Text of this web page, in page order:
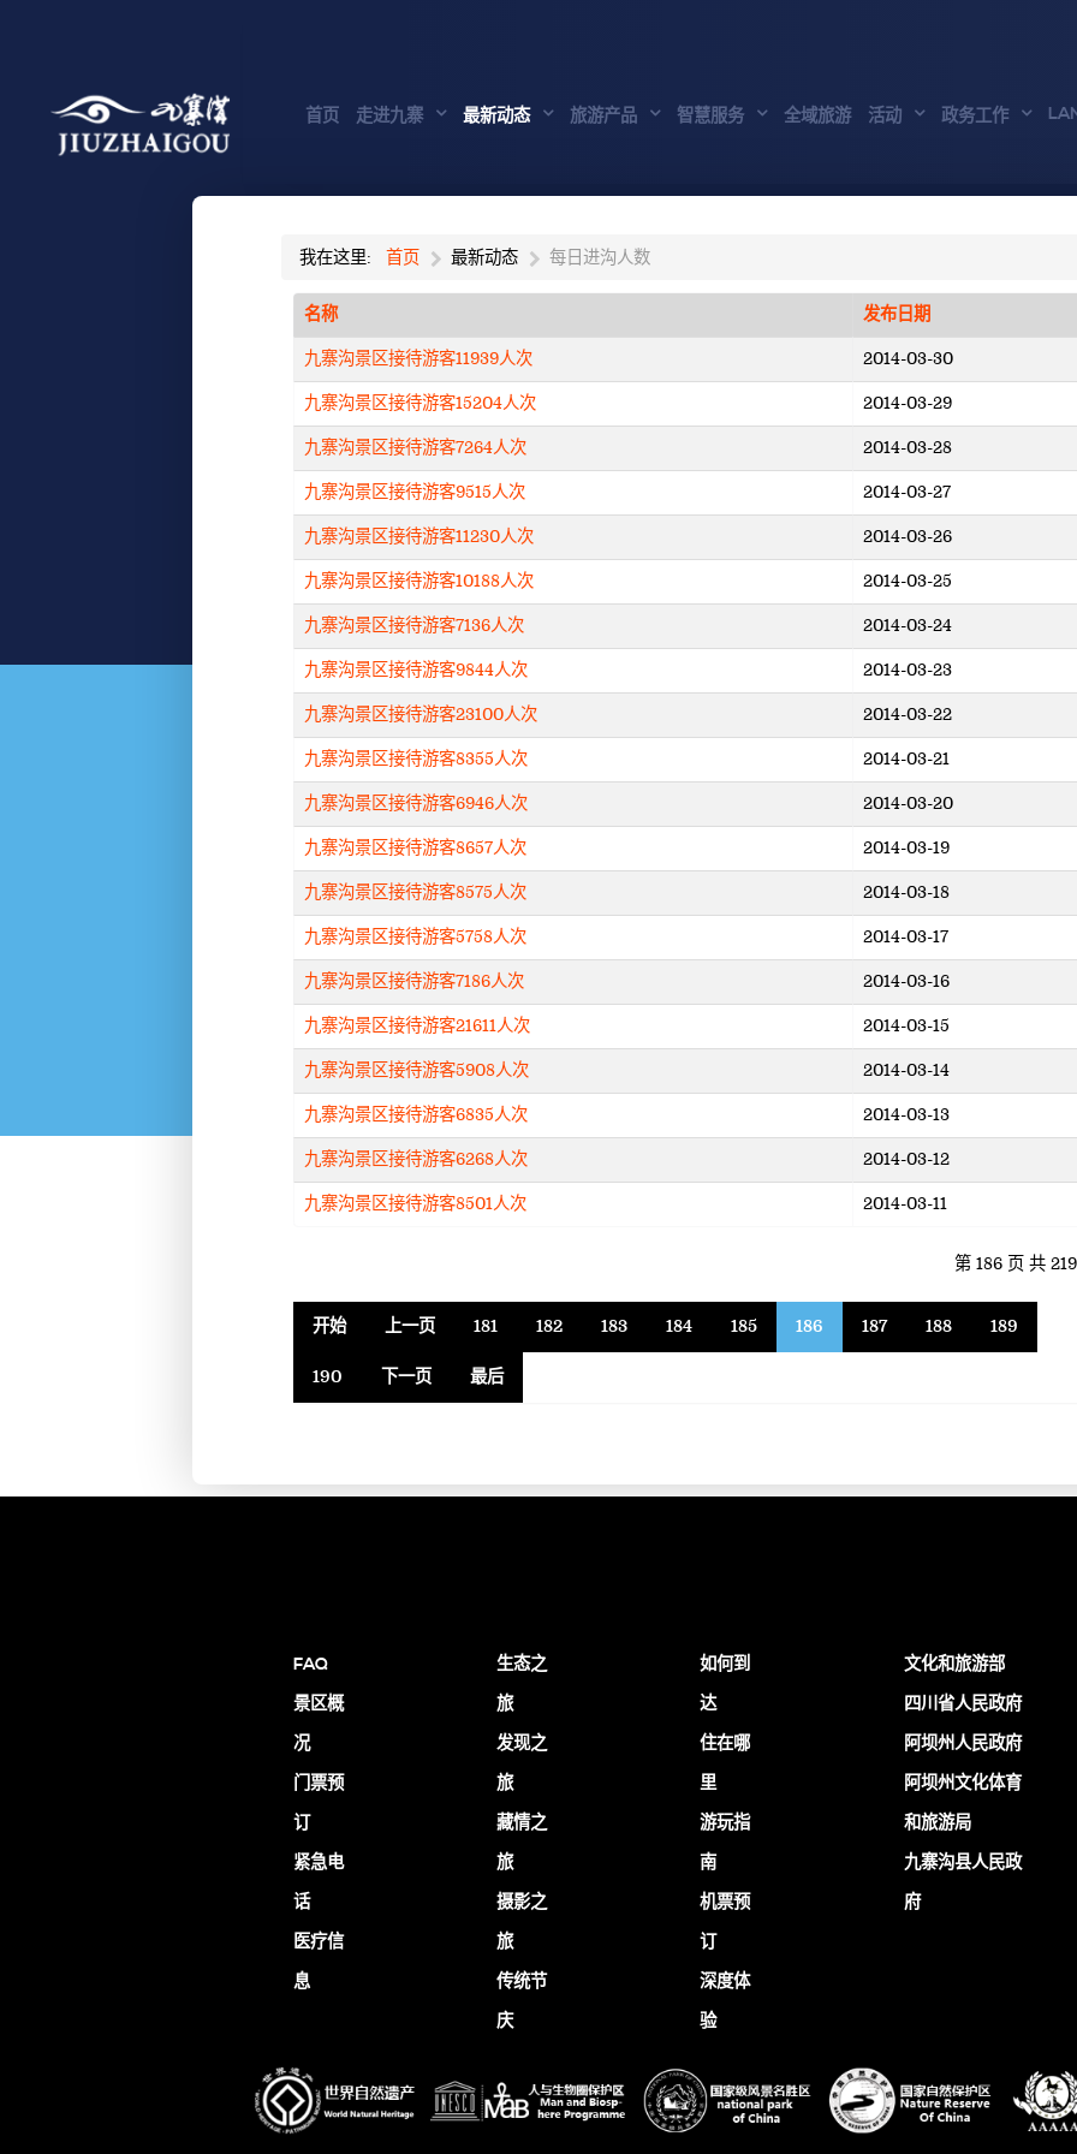
首页 走进九寨 最新动态 旅游产品 智慧服务 全域旅游 活动 政务工作
我在这里: 首页 最新动态 每日进沟人数
名称 发布日期
九寨沟景区接待游客11939人次 2014-03-30
九寨沟景区接待游客15204人次 2014-03-29
九寨沟景区接待游客7264人次 2014-03-28
九寨沟景区接待游客9515人次 2014-03-27
九寨沟景区接待游客11230人次 2014-03-26
九寨沟景区接待游客10188人次 2014-03-25
九寨沟景区接待游客7136人次 2014-03-24
九寨沟景区接待游客9844人次 2014-03-23
九寨沟景区接待游客23100人次 2014-03-22
九寨沟景区接待游客8355人次 2014-03-21
九寨沟景区接待游客6946人次 2014-03-20
九寨沟景区接待游客8657人次 2014-03-19
九寨沟景区接待游客8575人次 2014-03-18
九寨沟景区接待游客5758人次 2014-03-17
九寨沟景区接待游客7186人次 2014-03-16
九寨沟景区接待游客21611人次 2014-03-15
九寨沟景区接待游客5908人次 2014-03-14
九寨沟景区接待游客6835人次 2014-03-13
九寨沟景区接待游客6268人次 2014-03-12
九寨沟景区接待游客8501人次 2014-03-11
第 186 页 共
开始 上一页 181 182 183 184 185 186 187 188 189
190 下一页 最后
FAQ
景区概
况
门票预
订
紧急电
话
医疗信
息
生态之
旅
发现之
旅
藏情之
旅
摄影之
旅
传统节
庆
如何到
达
住在哪
里
游玩指
南
机票预
订
深度体
验
文化和旅游部
四川省人民政府
阿坝州人民政府
阿坝州文化体育
和旅游局
九寨沟县人民政
府